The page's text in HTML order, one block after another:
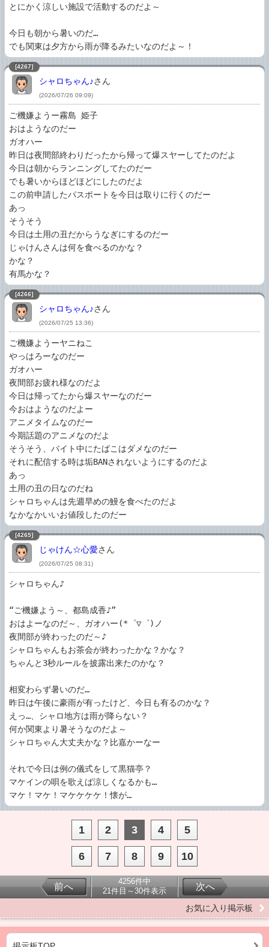
とにかく涼しい施設で活動するのだよ～
今日も朝から暑いのだ…
でも関東は夕方から雨が降るみたいなのだよ～！
[4267]
シャロちゃん♪さん
(2026/07/26 09:09)
ご機嫌ようー霧島 姫子
おはようなのだー
ガオハー
昨日は夜間部終わりだったから帰って爆スヤーしてたのだよ
今日は朝からランニングしてたのだー
でも暑いからほどほどにしたのだよ
この前申請したパスポートを今日は取りに行くのだー
あっ
そうそう
今日は土用の丑だからうなぎにするのだー
じゃけんさんは何を食べるのかな？
かな？
有馬かな？
[4266]
シャロちゃん♪さん
(2026/07/25 13:36)
ご機嫌ようーヤニねこ
やっはろーなのだー
ガオハー
夜間部お疲れ様なのだよ
今日は帰ってたから爆スヤーなのだー
今おはようなのだよー
アニメタイムなのだー
今期話題のアニメなのだよ
そうそう、バイト中にたばこはダメなのだー
それに配信する時は垢BANされないようにするのだよ
あっ
土用の丑の日なのだね
シャロちゃんは先週早めの鰻を食べたのだよ
[4265]
じゃけん☆心愛さん
(2026/07/25 08:31)
シャロちゃん♪
“ご機嫌よう～、都島成香♪”
おはよーなのだ～、ガオハー(*゜▽゜)ノ
夜間部が終わったのだ～♪
シャロちゃんもお茶会が終わったかな？かな？
ちゃんと3秒ルールを披露出来たのかな？
相変わらず暑いのだ…
昨日は午後に豪雨が有ったけど、今日も有るのかな？
えっ…、シャロ地方は雨が降らない？
何か関東より暑そうなのだよ～
シャロちゃん大丈夫かな？比嘉かーなー
それで今日は例の儀式をして黒猫亭？
マケインの唄を歌えば涼しくなるかも…
マケ！マケ！マケケケケ！懐が…
1 2 3 4 5
6 7 8 9 10
前へ
4256件中
21件目～30件表示
次へ
お気に入り掲示板